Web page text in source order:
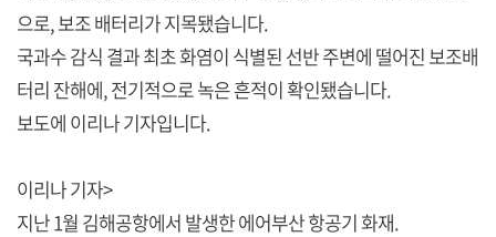
으로, 보조 배터리가 지목됐습니다.
국과수 감식 결과 최초 화염이 식별된 선반 주변에 떨어진 보조배
터리 잔해에, 전기적으로 녹은 흔적이 확인됐습니다.
보도에 이리나 기자입니다.
이리나 기자>
지난 1월 김해공항에서 발생한 에어부산 항공기 화재.